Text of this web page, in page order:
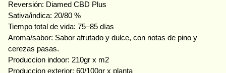
Reversión: Diamed CBD Plus
Sativa/indica: 20/80 %
Tiempo total de vida: 75–85 días
Aroma/sabor: Sabor afrutado y dulce, con notas de pino y
cerezas pasas.
Produccion indoor: 210gr x m2
Produccion exterior: 60/100gr x planta